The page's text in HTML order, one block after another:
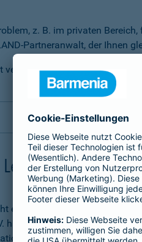
z. B. im privaten
Partneranwalt, der Ihnen
Rechtsfragen.
Sprache
einfach zu verstehen. Der
hat
Informationen in Leichter
finden Sie hier.